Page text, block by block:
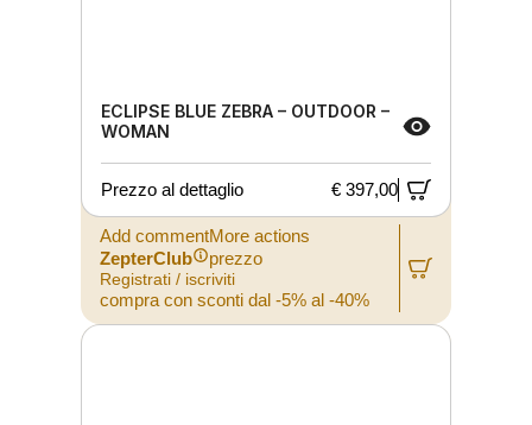
ECLIPSE BLUE ZEBRA – OUTDOOR –
WOMAN
Prezzo al dettaglio € 397,00
Add commentMore actions
ZepterClub
prezzo
Registrati / iscriviti
compra con sconti dal -5% al -40%